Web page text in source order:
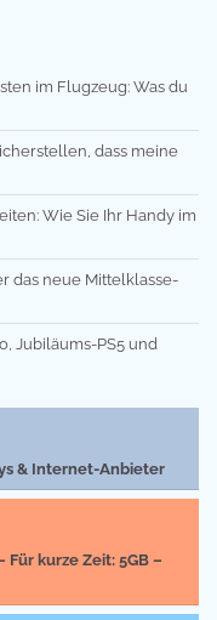
im Flugzeug: Was du
dass meine
Wie Sie Ihr Handy im
das neue Mittelklasse-
Jubiläums-PS5 und
& Internet-Anbieter
kurze Zeit: 5GB –